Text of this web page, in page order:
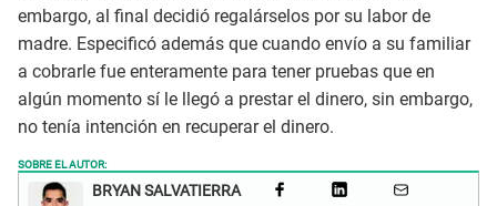
embargo, al final decidió regalárselos por su labor de
madre. Especificó además que cuando envío a su familiar
a cobrarle fue enteramente para tener pruebas que en
algún momento sí le llegó a prestar el dinero, sin embargo,
no tenía intención en recuperar el dinero.
SOBRE EL AUTOR:
BRYAN SALVATIERRA